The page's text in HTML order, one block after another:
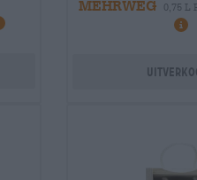
MEHRWEG
0,75 L